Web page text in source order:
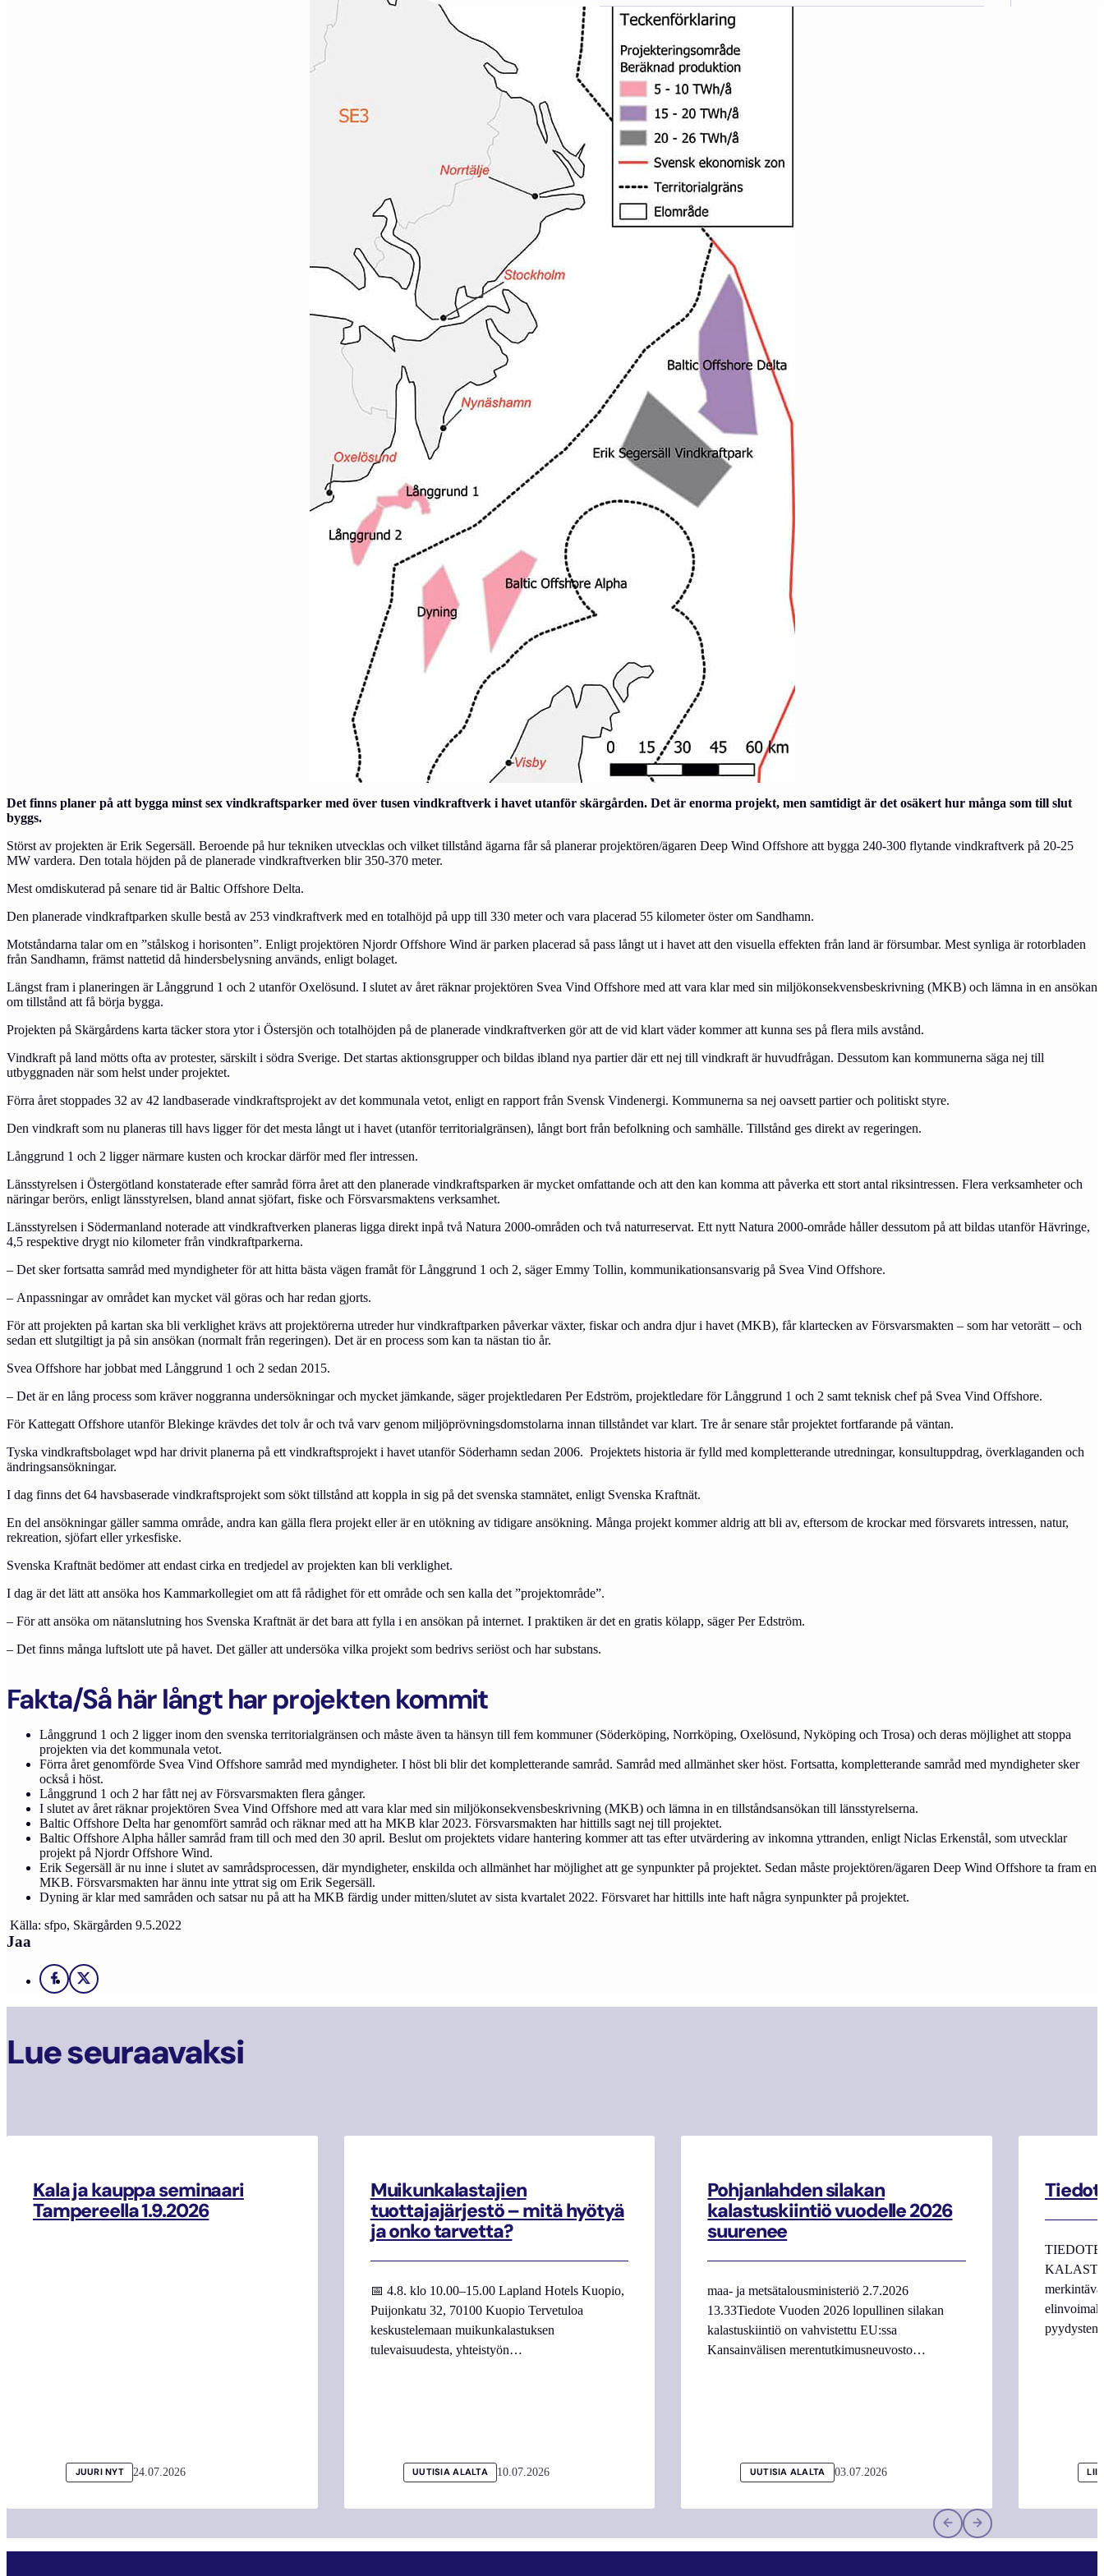
Det finns planer på att bygga minst sex vindkraftsparker med över tusen vindkraftverk i havet utanför skärgården. Det är enorma projekt, men samtidigt är det osäkert hur många som till slut
byggs.
Störst av projekten är Erik Segersäll. Beroende på hur tekniken utvecklas och vilket tillstånd ägarna får så planerar projektören/ägaren Deep Wind Offshore att bygga 240-300 flytande vindkraftverk på 20-25
MW vardera. Den totala höjden på de planerade vindkraftverken blir 350-370 meter.
Mest omdiskuterad på senare tid är Baltic Offshore Delta.
Den planerade vindkraftparken skulle bestå av 253 vindkraftverk med en totalhöjd på upp till 330 meter och vara placerad 55 kilometer öster om Sandhamn.
Motståndarna talar om en ”stålskog i horisonten”. Enligt projektören Njordr Offshore Wind är parken placerad så pass långt ut i havet att den visuella effekten från land är försumbar. Mest synliga är rotorbladen
från Sandhamn, främst nattetid då hindersbelysning används, enligt bolaget.
Längst fram i planeringen är Långgrund 1 och 2 utanför Oxelösund. I slutet av året räknar projektören Svea Vind Offshore med att vara klar med sin miljökonsekvensbeskrivning (MKB) och lämna in en ansökan
om tillstånd att få börja bygga.
Projekten på Skärgårdens karta täcker stora ytor i Östersjön och totalhöjden på de planerade vindkraftverken gör att de vid klart väder kommer att kunna ses på flera mils avstånd.
Vindkraft på land mötts ofta av protester, särskilt i södra Sverige. Det startas aktionsgrupper och bildas ibland nya partier där ett nej till vindkraft är huvudfrågan. Dessutom kan kommunerna säga nej till
utbyggnaden när som helst under projektet.
Förra året stoppades 32 av 42 landbaserade vindkraftsprojekt av det kommunala vetot, enligt en rapport från Svensk Vindenergi. Kommunerna sa nej oavsett partier och politiskt styre.
Den vindkraft som nu planeras till havs ligger för det mesta långt ut i havet (utanför territorialgränsen), långt bort från befolkning och samhälle. Tillstånd ges direkt av regeringen.
Långgrund 1 och 2 ligger närmare kusten och krockar därför med fler intressen.
Länsstyrelsen i Östergötland konstaterade efter samråd förra året att den planerade vindkraftsparken är mycket omfattande och att den kan komma att påverka ett stort antal riksintressen. Flera verksamheter och
näringar berörs, enligt länsstyrelsen, bland annat sjöfart, fiske och Försvarsmaktens verksamhet.
Länsstyrelsen i Södermanland noterade att vindkraftverken planeras ligga direkt inpå två Natura 2000-områden och två naturreservat. Ett nytt Natura 2000-område håller dessutom på att bildas utanför Hävringe,
4,5 respektive drygt nio kilometer från vindkraftparkerna.
– Det sker fortsatta samråd med myndigheter för att hitta bästa vägen framåt för Långgrund 1 och 2, säger Emmy Tollin, kommunikationsansvarig på Svea Vind Offshore.
– Anpassningar av området kan mycket väl göras och har redan gjorts.
För att projekten på kartan ska bli verklighet krävs att projektörerna utreder hur vindkraftparken påverkar växter, fiskar och andra djur i havet (MKB), får klartecken av Försvarsmakten – som har vetorätt – och
sedan ett slutgiltigt ja på sin ansökan (normalt från regeringen). Det är en process som kan ta nästan tio år.
Svea Offshore har jobbat med Långgrund 1 och 2 sedan 2015.
– Det är en lång process som kräver noggranna undersökningar och mycket jämkande, säger projektledaren Per Edström, projektledare för Långgrund 1 och 2 samt teknisk chef på Svea Vind Offshore.
För Kattegatt Offshore utanför Blekinge krävdes det tolv år och två varv genom miljöprövningsdomstolarna innan tillståndet var klart. Tre år senare står projektet fortfarande på väntan.
Tyska vindkraftsbolaget wpd har drivit planerna på ett vindkraftsprojekt i havet utanför Söderhamn sedan 2006. Projektets historia är fylld med kompletterande utredningar, konsultuppdrag, överklaganden och
ändringsansökningar.
I dag finns det 64 havsbaserade vindkraftsprojekt som sökt tillstånd att koppla in sig på det svenska stamnätet, enligt Svenska Kraftnät.
En del ansökningar gäller samma område, andra kan gälla flera projekt eller är en utökning av tidigare ansökning. Många projekt kommer aldrig att bli av, eftersom de krockar med försvarets intressen, natur,
rekreation, sjöfart eller yrkesfiske.
Svenska Kraftnät bedömer att endast cirka en tredjedel av projekten kan bli verklighet.
I dag är det lätt att ansöka hos Kammarkollegiet om att få rådighet för ett område och sen kalla det ”projektområde”.
– För att ansöka om nätanslutning hos Svenska Kraftnät är det bara att fylla i en ansökan på internet. I praktiken är det en gratis kölapp, säger Per Edström.
– Det finns många luftslott ute på havet. Det gäller att undersöka vilka projekt som bedrivs seriöst och har substans.
Fakta/Så här långt har projekten kommit
Långgrund 1 och 2 ligger inom den svenska territorialgränsen och måste även ta hänsyn till fem kommuner (Söderköping, Norrköping, Oxelösund, Nyköping och Trosa) och deras möjlighet att stoppa
projekten via det kommunala vetot.
Förra året genomförde Svea Vind Offshore samråd med myndigheter. I höst bli blir det kompletterande samråd. Samråd med allmänhet sker höst. Fortsatta, kompletterande samråd med myndigheter sker
också i höst.
Långgrund 1 och 2 har fått nej av Försvarsmakten flera gånger.
I slutet av året räknar projektören Svea Vind Offshore med att vara klar med sin miljökonsekvensbeskrivning (MKB) och lämna in en tillståndsansökan till länsstyrelserna.
Baltic Offshore Delta har genomfört samråd och räknar med att ha MKB klar 2023. Försvarsmakten har hittills sagt nej till projektet.
Baltic Offshore Alpha håller samråd fram till och med den 30 april. Beslut om projektets vidare hantering kommer att tas efter utvärdering av inkomna yttranden, enligt Niclas Erkenstål, som utvecklar
projekt på Njordr Offshore Wind.
Erik Segersäll är nu inne i slutet av samrådsprocessen, där myndigheter, enskilda och allmänhet har möjlighet att ge synpunkter på projektet. Sedan måste projektören/ägaren Deep Wind Offshore ta fram en
MKB. Försvarsmakten har ännu inte yttrat sig om Erik Segersäll.
Dyning är klar med samråden och satsar nu på att ha MKB färdig under mitten/slutet av sista kvartalet 2022. Försvaret har hittills inte haft några synpunkter på projektet.
Källa: sfpo, Skärgården 9.5.2022
Jaa
Facebook
X
Lue seuraavaksi
Kala ja kauppa seminaari
Tampereella 1.9.2026
JUURI NYT 24.07.2026
Muikunkalastajien
tuottajajärjestö – mitä hyötyä
ja onko tarvetta?
📅 4.8. klo 10.00–15.00 Lapland Hotels Kuopio,
Puijonkatu 32, 70100 Kuopio Tervetuloa
keskustelemaan muikunkalastuksen
tulevaisuudesta, yhteistyön…
UUTISIA ALALTA 10.07.2026
Pohjanlahden silakan
kalastuskiintiö vuodelle 2026
suurenee
maa- ja metsätalousministeriö 2.7.2026
13.33Tiedote Vuoden 2026 lopullinen silakan
kalastuskiintiö on vahvistettu EU:ssa
Kansainvälisen merentutkimusneuvosto…
UUTISIA ALALTA 03.07.2026
pyydysten